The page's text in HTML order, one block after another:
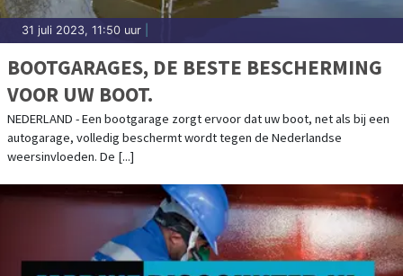
31 juli 2023, 11:50 uur
BOOTGARAGES, DE BESTE BESCHERMING
VOOR UW BOOT.
NEDERLAND - Een bootgarage zorgt ervoor dat uw boot, net als bij een
autogarage, volledig beschermt wordt tegen de Nederlandse
weersinvloeden. De [...]